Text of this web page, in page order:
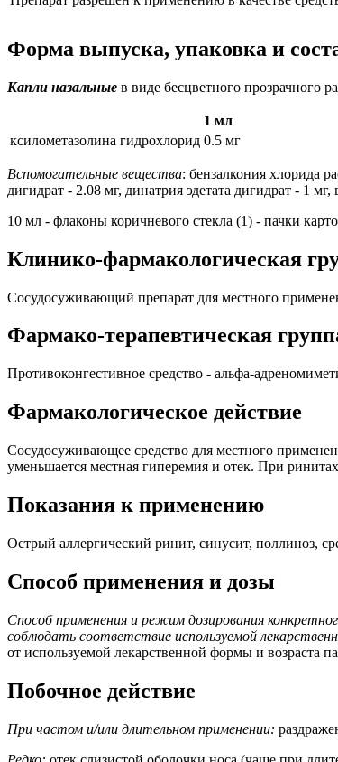
Форма выпуска, упаковка и
Капли назальные в виде бесцветного прозрачного
1 мл
ксилометазолина гидрохлорид 0.5 мг
Вспомогательные вещества: бензалкония хлорида
дигидрат - 2.08 мг, динатрия эдетата дигидрат - 1
10 мл - флаконы коричневого стекла (1) - пачки
Клинико-фармакологическая
Сосудосуживающий препарат для местного
Фармако-терапевтическая
Противоконгестивное средство - альфа-
Фармакологическое действие
Сосудосуживающее средство для местного
уменьшается местная гиперемия и отек. При
Показания к применению
Острый аллергический ринит, синусит, поллиноз,
Способ применения и дозы
Способ применения и режим дозирования
соблюдать соответствие используемой
от используемой лекарственной формы и возраста
Побочное действие
При частом и/или длительном применении: